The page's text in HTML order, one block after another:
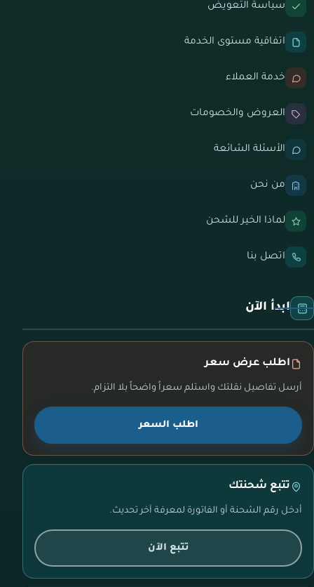
سياسة التعويض
اتفاقية مستوى الخدمة
خدمة العملاء
العروض والخصومات
الأسئلة الشائعة
من نحن
لماذا الخير للشحن
اتصل بنا
ابدأ الآن
اطلب عرض سعر
أرسل تفاصيل نقلتك واستلم سعراً واضحاً بلا التزام.
اطلب السعر
تتبع شحنتك
أدخل رقم الشحنة أو الفاتورة لمعرفة آخر تحديث.
تتبع الآن